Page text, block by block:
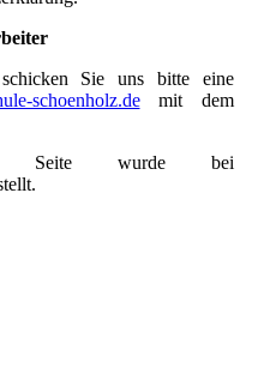
Sie uns bitte eine
schoenholz.demit dem
Seite wurde bei